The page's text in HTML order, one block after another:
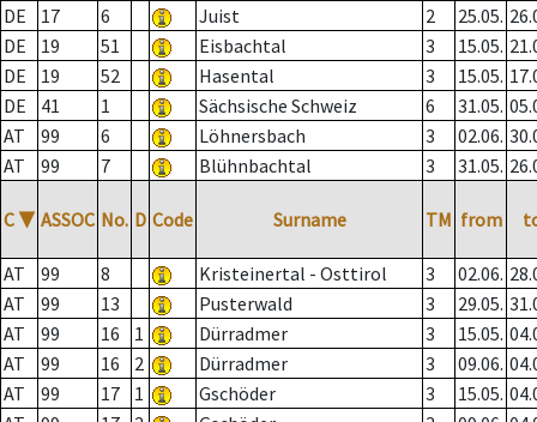
DE 17 6 Juist 2 25.05.
DE
19 51 Eisbachtal 3 15.05.
DE
19 52 Hasental 3 15.05.
DE
41 1 Sächsische Schweiz 6 31.05.
AT
99 6 Löhnersbach 3 02.06.
AT
99 7 Blühnbachtal 3 31.05.
C ▼ ASSOC No. D Code Surname TM from
AT 99 8 Kristeinertal - Osttirol 3 02.06.
AT
99 13 Pusterwald 3 29.05.
AT
99 16 1 Dürradmer 3 15.05.
AT
99 16 2 Dürradmer 3 09.06.
AT
99 17 1 Gschöder 3 15.05.